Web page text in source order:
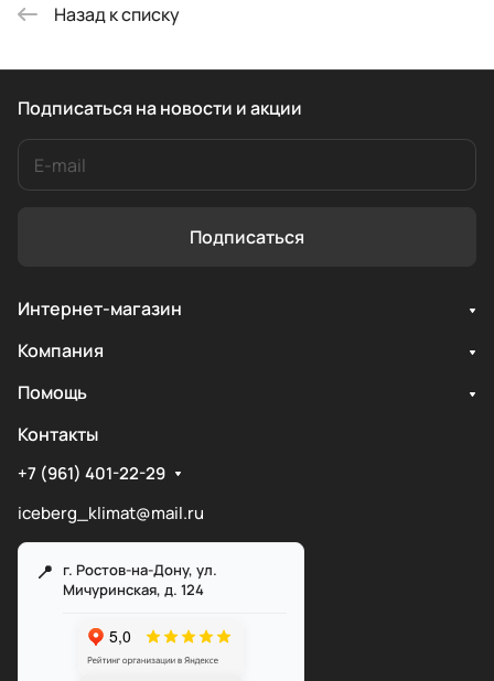
Назад к списку
Подписаться на новости и акции
Подписаться
Интернет-магазин
Компания
Помощь
Контакты
+7 (961) 401-22-29
iceberg_klimat@mail.ru
г. Ростов-на-Дону, ул.
Мичуринская, д. 124